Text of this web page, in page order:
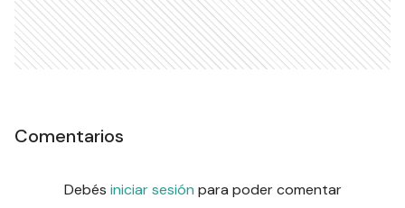
Comentarios
Debés iniciar sesión para poder comentar